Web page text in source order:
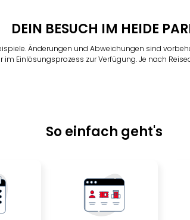
DEIN BESUCH IM HEIDE
Änderungen und Abweichungen sind
im Einlösungsprozess zur Verfügung. Je nach
So einfach geht's